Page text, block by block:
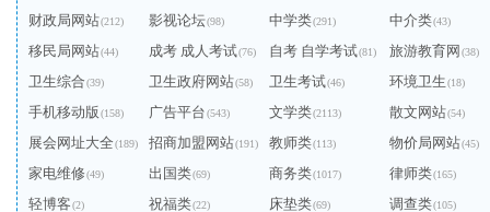
财政局网站(212) 影视论坛(98) 中学类(291) 中介类(43)
移民局网站(44) 成考 成人考试(76) 自考 自学考试(81) 旅游教育网 (38)
卫生综合(39) 卫生政府网站(58) 卫生考试(46) 环境卫生(18)
手机移动版(158) 广告平台(543) 文学类(2113) 散文网站(54)
展会网址大全(189) 招商加盟网站(191) 教师类(113) 物价局网站(45)
家电维修(49) 出国类(69) 商务类(1017) 律师类(165)
轻博客(2) 祝福类(22) 床垫类(69) 调查类(105)